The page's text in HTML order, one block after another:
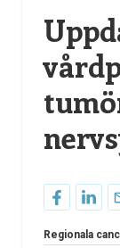
Regionala